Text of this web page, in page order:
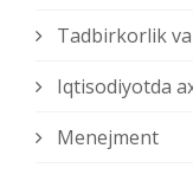
Tadbirkorlik
Iqtisodiyotda
Menejment